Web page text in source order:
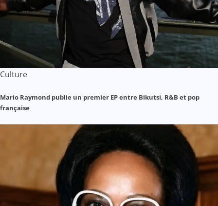
Culture
Mario Raymond publie un premier EP entre Bikutsi, R&B et pop
française